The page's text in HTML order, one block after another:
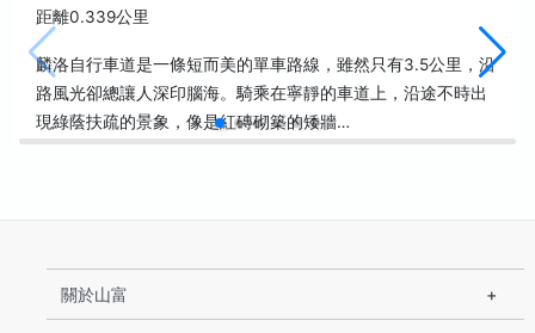
距離0.339公里
麟洛自行車道是一條短而美的單車路線，雖然只有3.5公里，沿
路風光卻總讓人深印腦海。騎乘在寧靜的車道上，沿途不時出
現綠蔭扶疏的景象，像是紅磚砌築的矮牆…
關於山富